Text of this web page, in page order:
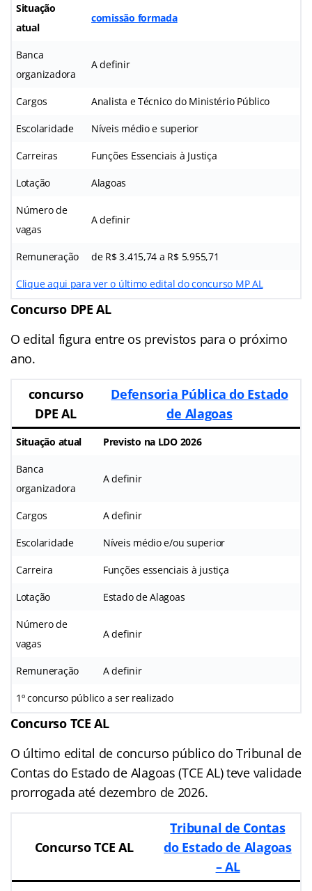
Situação
atual
comissão formada
Banca
organizadora
A definir
Cargos Analista e Técnico do Ministério Público
Escolaridade Níveis médio e superior
Carreiras Funções Essenciais à Justiça
Lotação Alagoas
Número de
vagas
A definir
Remuneração de R$ 3.415,74 a R$ 5.955,71
Clique aqui para ver o último edital do concurso MP AL
Concurso DPE AL
O edital figura entre os previstos para o próximo
ano.
concurso
DPE AL
Defensoria Pública do Estado
de Alagoas
Situação atual Previsto na LDO 2026
Banca
organizadora
A definir
Cargos A definir
Escolaridade Níveis médio e/ou superior
Carreira Funções essenciais à justiça
Lotação Estado de Alagoas
Número de
vagas
A definir
Remuneração A definir
1º concurso público a ser realizado
Concurso TCE AL
O último edital de concurso público do Tribunal de
Contas do Estado de Alagoas (TCE AL) teve validade
prorrogada até dezembro de 2026.
Concurso TCE AL
Tribunal de Contas
do Estado de Alagoas
– AL